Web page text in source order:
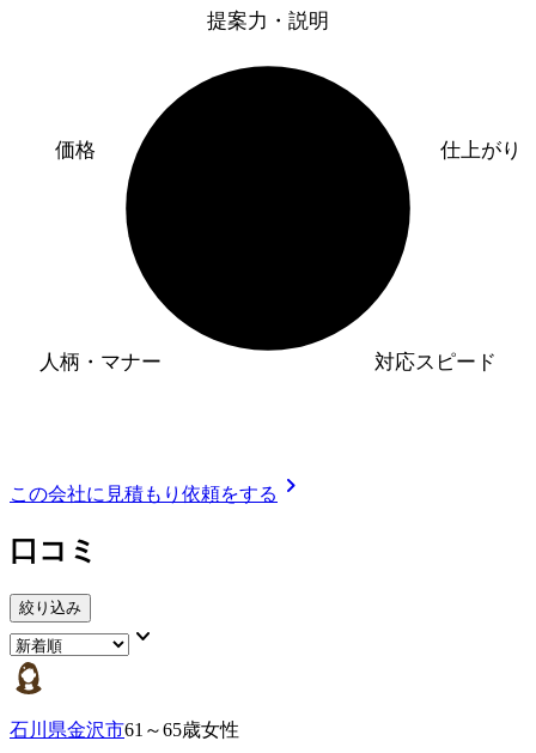
提案力・説明
仕上がり
対応スピード
人柄・マナー
価格
この会社に見積もり依頼をする chevron_right
口コミ
絞り込み
keyboard_arrow_down
石川県金沢市61～65歳女性